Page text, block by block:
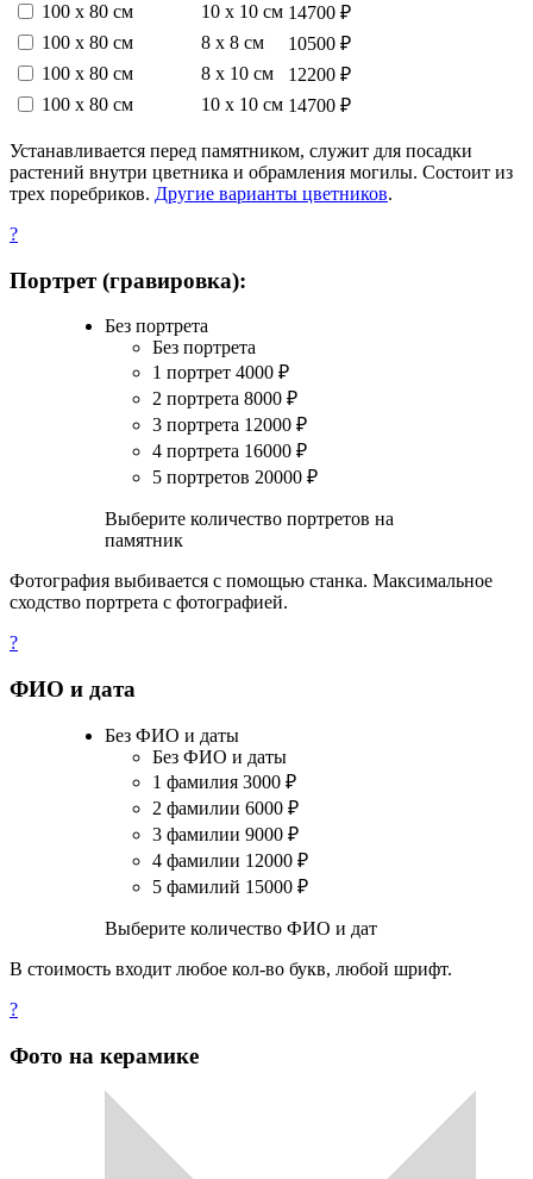
100 х 80 см
10 х 10 см 14700 ₽
100 х 80 см
8 х 8 см
10500 ₽
100 х 80 см
8 х 10 см
12200 ₽
100 х 80 см
10 х 10 см 14700 ₽
Устанавливается перед памятником, служит для посадки
растений внутри цветника и обрамления могилы. Состоит из
трех поребриков. Другие варианты цветников.
?
Портрет (гравировка):
Без портрета
Без портрета
1 портрет 4000 ₽
2 портрета 8000 ₽
3 портрета 12000 ₽
4 портрета 16000 ₽
5 портретов 20000 ₽
Выберите количество портретов на
памятник
Фотография выбивается с помощью станка. Максимальное
сходство портрета с фотографией.
?
ФИО и дата
Без ФИО и даты
Без ФИО и даты
1 фамилия 3000 ₽
2 фамилии 6000 ₽
3 фамилии 9000 ₽
4 фамилии 12000 ₽
5 фамилий 15000 ₽
Выберите количество ФИО и дат
В стоимость входит любое кол-во букв, любой шрифт.
?
Фото на керамике